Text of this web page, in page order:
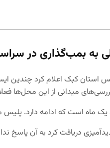
به بمب‌گذاری در
استان کبک اعلام کرد چندین
میدانی از این محل‌ها
دارد. پلیس محلی تأیید کرد
دریافت کرد به آن پاسخ